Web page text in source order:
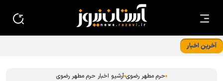
آخرین اخبار
حرم مطهر رضوی آرشیو اخبار حرم مطهر رضوی